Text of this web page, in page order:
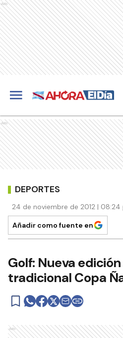
Ads
Ads
DEPORTES
24 de noviembre de 2012 |
Añadir como fuente en
Golf: Nueva
tradicional Copa
Ads